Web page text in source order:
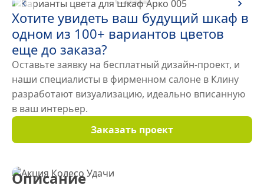
Хотите увидеть ваш будущий шкаф в
одном из 100+ вариантов цветов
еще до заказа?
Оставьте заявку на бесплатный дизайн-проект, и
наши специалисты в фирменном салоне в Клину
разработают визуализацию, идеально вписанную
в ваш интерьер.
Заказать проект
Описание